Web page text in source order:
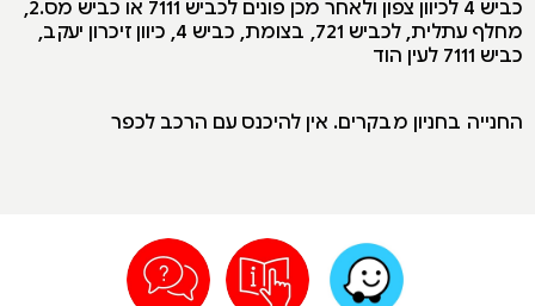
מחלף עתלית, לכביש 721, בצומת, כביש 4, כיוון זיכרון יעקב,
כביש 7111 לעין הוד
החנייה בחניון מבקרים. אין להיכנס עם הרכב לכפר